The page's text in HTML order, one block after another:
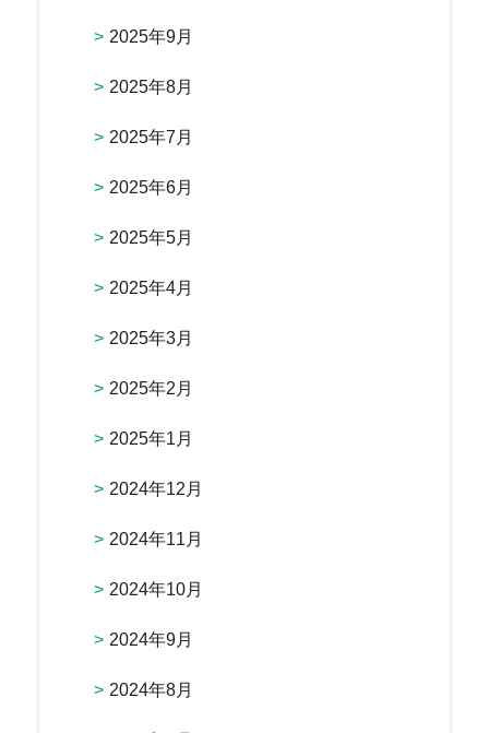
2025年9月
2025年8月
2025年7月
2025年6月
2025年5月
2025年4月
2025年3月
2025年2月
2025年1月
2024年12月
2024年11月
2024年10月
2024年9月
2024年8月